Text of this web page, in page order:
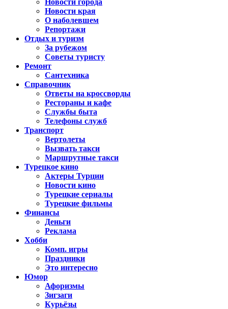
Новости города
Новости края
О наболевшем
Репортажи
Отдых и туризм
За рубежом
Советы туристу
Ремонт
Сантехника
Справочник
Ответы на кроссворды
Рестораны и кафе
Службы быта
Телефоны служб
Транспорт
Вертолеты
Вызвать такси
Маршрутные такси
Турецкое кино
Актеры Турции
Новости кино
Турецкие сериалы
Турецкие фильмы
Финансы
Деньги
Реклама
Хобби
Комп. игры
Праздники
Это интересно
Юмор
Афоризмы
Зигзаги
Курьёзы